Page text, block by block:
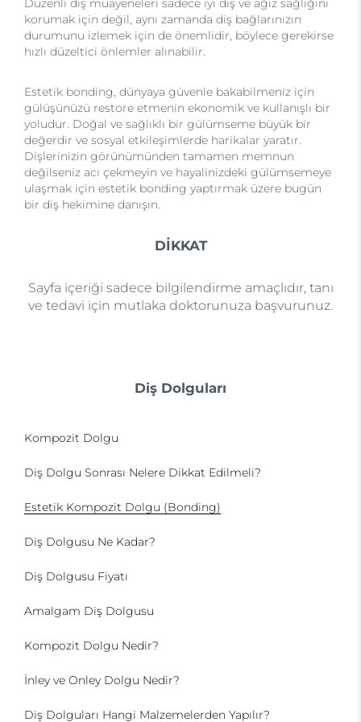
Düzenli diş muayeneleri sadece iyi diş ve ağız sağlığını
korumak için değil, aynı zamanda diş bağlarınızın
durumunu izlemek için de önemlidir, böylece gerekirse
hızlı düzeltici önlemler alınabilir.
Estetik bonding, dünyaya güvenle bakabilmeniz için
gülüşünüzü restore etmenin ekonomik ve kullanışlı bir
yoludur. Doğal ve sağlıklı bir gülümseme büyük bir
değerdir ve sosyal etkileşimlerde harikalar yaratır.
Dişlerinizin görünümünden tamamen memnun
değilseniz acı çekmeyin ve hayalinizdeki gülümsemeye
ulaşmak için estetik bonding yaptırmak üzere bugün
bir diş hekimine danışın.
DİKKAT
Sayfa içeriği sadece bilgilendirme amaçlıdır, tanı
ve tedavi için mutlaka doktorunuza başvurunuz.
Diş Dolguları
Kompozit Dolgu
Diş Dolgu Sonrası Nelere Dikkat Edilmeli?
Estetik Kompozit Dolgu (Bonding)
Diş Dolgusu Ne Kadar?
Diş Dolgusu Fiyatı
Amalgam Diş Dolgusu
Kompozit Dolgu Nedir?
İnley ve Onley Dolgu Nedir?
Diş Dolguları Hangi Malzemelerden Yapılır?